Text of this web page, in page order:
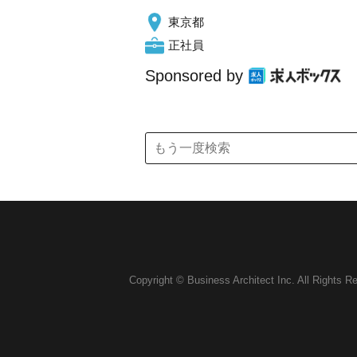
東京都
正社員
Sponsored by
Copyright © Business Architect Inc. All Rights